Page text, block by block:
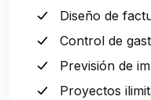
Diseño de
Control de
Previsión de
Proyectos